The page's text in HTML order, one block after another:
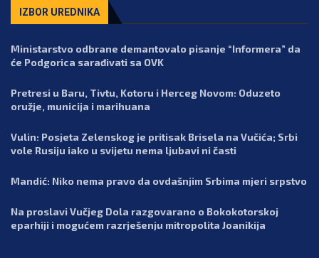
IZBOR UREDNIKA
Ministarstvo odbrane demantovalo pisanje “Informera” da
će Podgorica sarađivati sa OVK
Pretresi u Baru, Tivtu, Kotoru i Herceg Novom: Oduzeto
oružje, municija i marihuana
Vulin: Posjeta Zelenskog je pritisak Brisela na Vučića; Srbi
vole Rusiju iako u svijetu nema ljubavi ni časti
Mandić: Niko nema pravo da ovdašnjim Srbima mjeri srpstvo
Na proslavi Vučjeg Dola razgovarano o Bokokotorskoj
eparhiji i mogućem razrješenju mitropolita Joanikija